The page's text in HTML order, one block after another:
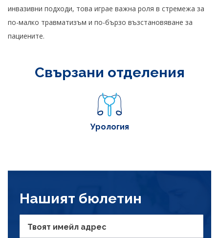
инвазивни подходи, това играе важна роля в стремежа за
по-малко травматизъм и по-бързо възстановяване за
пациените.
Свързани отделения
Урология
Нашият бюлетин
Твоят имейл адрес